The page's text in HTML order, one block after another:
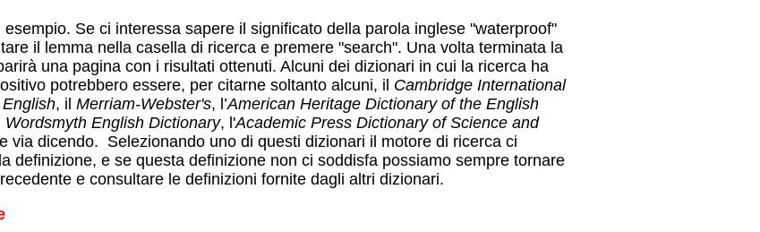
esempio. Se ci interessa sapere il significato della parola inglese "waterproof"
il lemma nella casella di ricerca e premere "search". Una volta terminata la
una pagina con i risultati ottenuti. Alcuni dei dizionari in cui la ricerca ha
potrebbero essere, per citarne soltanto alcuni, il Cambridge International
, il Merriam-Webster's, l’American Heritage Dictionary of the English
Wordsmyth English Dictionary, l'Academic Press Dictionary of Science and
via dicendo. Selezionando uno di questi dizionari il motore di ricerca ci
definizione, e se questa definizione non ci soddisfa possiamo sempre tornare
e consultare le definizioni fornite dagli altri dizionari.